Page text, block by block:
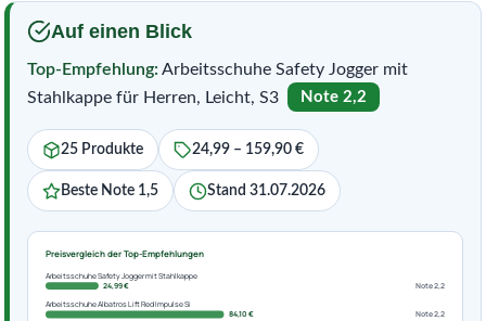
Service
Auf einen Blick
Top-Empfehlung: Arbeitsschuhe Safety Jogger mit
Stahlkappe für Herren, Leicht, S3
Note 2,2
25 Produkte 24,99 – 159,90 €
Beste Note 1,5 Stand 31.07.2026
Preisvergleich der Top-Empfehlungen
Arbeitsschuhe Safety Jogger mit Stahlkappe
24,99 €
Note 2,2
Arbeitsschuhe Albatros Lift Red Impulse Si
84,10 €
Note 2,2